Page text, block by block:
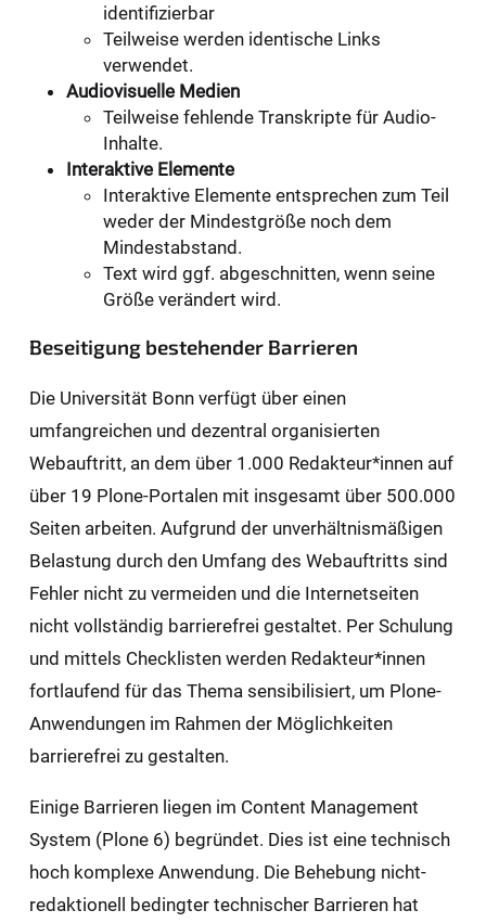
identifizierbar
Teilweise werden identische Links
verwendet.
Audiovisuelle Medien
Teilweise fehlende Transkripte für Audio-
Inhalte.
Interaktive Elemente
Interaktive Elemente entsprechen zum Teil
weder der Mindestgröße noch dem
Mindestabstand.
Text wird ggf. abgeschnitten, wenn seine
Größe verändert wird.
Beseitigung bestehender Barrieren
Die Universität Bonn verfügt über einen
umfangreichen und dezentral organisierten
Webauftritt, an dem über 1.000 Redakteur*innen auf
über 19 Plone-Portalen mit insgesamt über 500.000
Seiten arbeiten. Aufgrund der unverhältnismäßigen
Belastung durch den Umfang des Webauftritts sind
Fehler nicht zu vermeiden und die Internetseiten
nicht vollständig barrierefrei gestaltet. Per Schulung
und mittels Checklisten werden Redakteur*innen
fortlaufend für das Thema sensibilisiert, um Plone-
Anwendungen im Rahmen der Möglichkeiten
barrierefrei zu gestalten.
Einige Barrieren liegen im Content Management
System (Plone 6) begründet. Dies ist eine technisch
hoch komplexe Anwendung. Die Behebung nicht-
redaktionell bedingter technischer Barrieren hat